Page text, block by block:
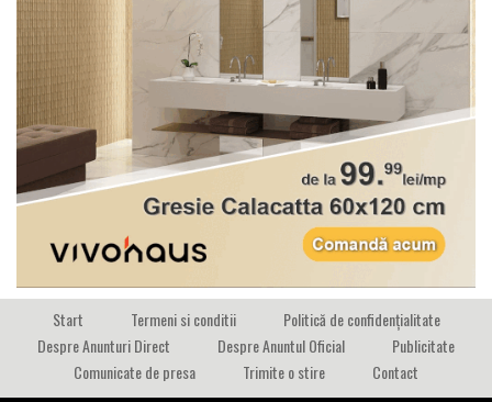
Start Termeni si conditii
Politică de confidențialitate
Despre Anunturi Direct
Despre Anuntul Oficial
Publicitate
Comunicate de presa
Trimite o stire Contact